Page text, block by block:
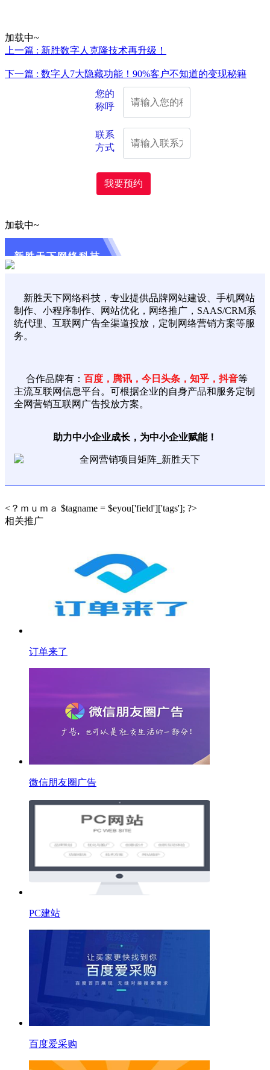
加载中~
上一篇 : 新胜数字人克隆技术再升级！
下一篇 : 数字人7大隐藏功能！90%客户不知道的变现秘籍
您的
称呼
联系
方式
我要预约
加载中~
新胜天下网络科技
新胜天下网络科技，专业提供品牌网站建设、手机网站
制作、小程序制作、网站优化，网络推广，SAAS/CRM系
统代理、互联网广告全渠道投放，定制网络营销方案等服
务。
合作品牌有： 百度，腾讯，今日头条，知乎，抖音等
主流互联网信息平台。可根据企业的自身产品和服务定制
全网营销互联网广告投放方案。
助力中小企业成长，为中小企业赋能！
<？ｍｕｍａ $tagname = $eyou['field']['tags']; ?>
相关推广
订单来了
微信朋友圈广告
PC建站
百度爱采购